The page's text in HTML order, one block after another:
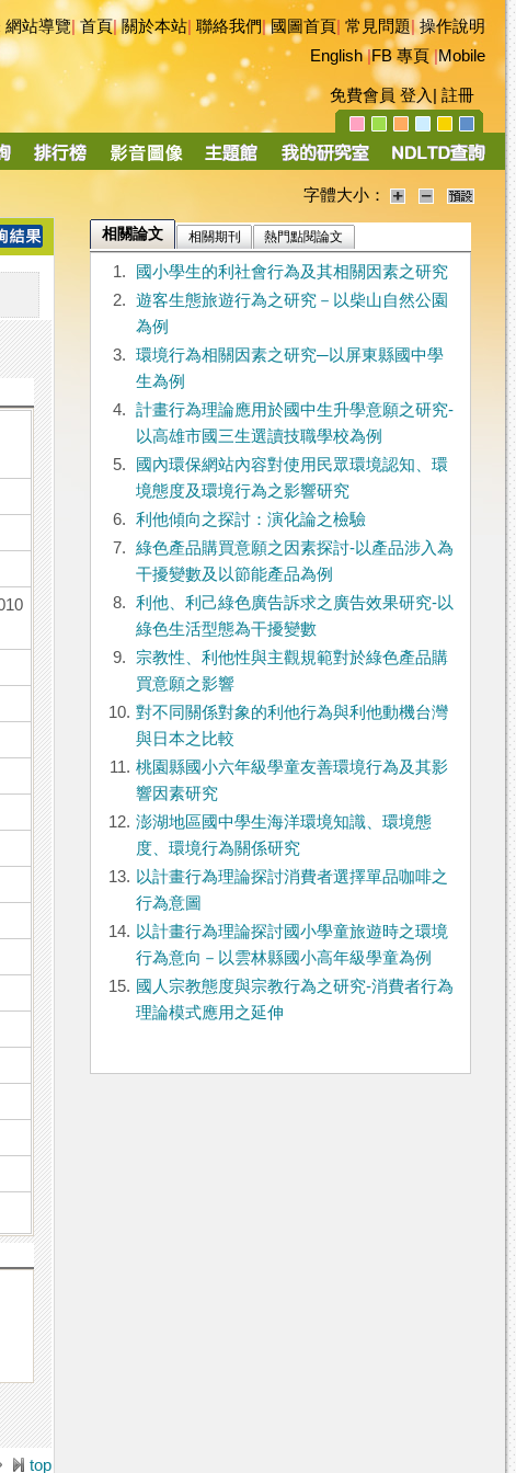
網站導覽|首頁|關於本站 聯絡我們|國圖首頁 常見問題|操作說明
English|FB 專頁|Mobile
免費會員 登入 註冊
字體大小：
top
相關論文 相關期刊 熱門點閱論文
1.
國小學生的利社會行為及其相關因素之研究
2.
遊客生態旅遊行為之研究－以柴山自然公園
為例
3.
環境行為相關因素之研究─以屏東縣國中學
生為例
4.
計畫行為理論應用於國中生升學意願之研究-
以高雄市國三生選讀技職學校為例
5.
國內環保網站內容對使用民眾環境認知、環
境態度及環境行為之影響研究
6.
利他傾向之探討：演化論之檢驗
7.
綠色產品購買意願之因素探討-以產品涉入為
干擾變數及以節能產品為例
8.
利他、利己綠色廣告訴求之廣告效果研究-以
綠色生活型態為干擾變數
9.
宗教性、利他性與主觀規範對於綠色產品購
買意願之影響
10. 對不同關係對象的利他行為與利他動機台灣
與日本之比較
11. 桃園縣國小六年級學童友善環境行為及其影
響因素研究
12. 澎湖地區國中學生海洋環境知識、環境態
度、環境行為關係研究
13. 以計畫行為理論探討消費者選擇單品咖啡之
行為意圖
14. 以計畫行為理論探討國小學童旅遊時之環境
行為意向－以雲林縣國小高年級學童為例
15. 國人宗教態度與宗教行為之研究-消費者行為
理論模式應用之延伸